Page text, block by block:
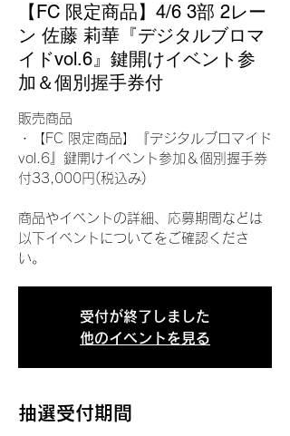
【FC 限定商品】4/6 3部 2レー
ン 佐藤 莉華『デジタルブロマ
イドvol.6』鍵開けイベント参
加＆個別握手券付
販売商品
・【FC 限定商品】『デジタルブロマイド
vol.6』鍵開けイベント参加＆個別握手券
付33,000円(税込み)
商品やイベントの詳細、応募期間などは
以下イベントについてをご確認くださ
い。
受付が終了しました
他のイベントを見る
抽選受付期間